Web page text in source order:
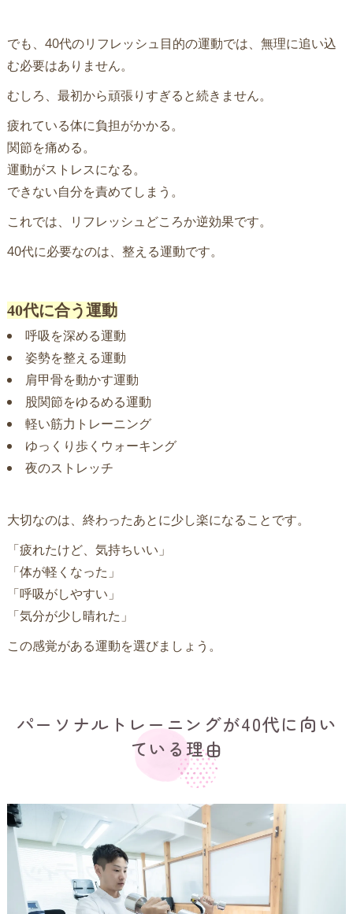
でも、40代のリフレッシュ目的の運動では、無理に追い込
む必要はありません。
むしろ、最初から頑張りすぎると続きません。
疲れている体に負担がかかる。
関節を痛める。
運動がストレスになる。
できない自分を責めてしまう。
これでは、リフレッシュどころか逆効果です。
40代に必要なのは、整える運動です。
40代に合う運動
呼吸を深める運動
姿勢を整える運動
肩甲骨を動かす運動
股関節をゆるめる運動
軽い筋力トレーニング
ゆっくり歩くウォーキング
夜のストレッチ
大切なのは、終わったあとに少し楽になることです。
「疲れたけど、気持ちいい」
「体が軽くなった」
「呼吸がしやすい」
「気分が少し晴れた」
この感覚がある運動を選びましょう。
パーソナルトレーニングが40代に向い
ている理由